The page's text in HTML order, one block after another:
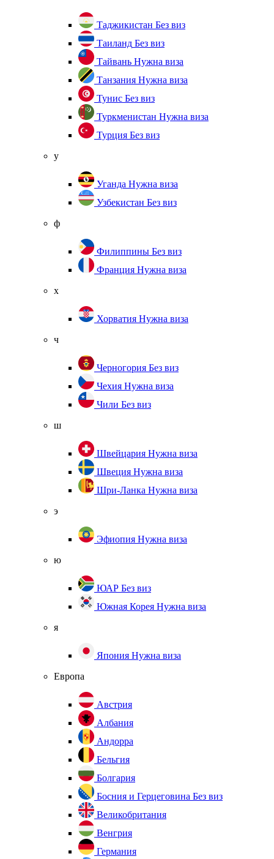
Таджикистан Без виз
Таиланд Без виз
Тайвань Нужна виза
Танзания Нужна виза
Тунис Без виз
Туркменистан Нужна виза
Турция Без виз
у
Уганда Нужна виза
Узбекистан Без виз
ф
Филиппины Без виз
Франция Нужна виза
х
Хорватия Нужна виза
ч
Черногория Без виз
Чехия Нужна виза
Чили Без виз
ш
Швейцария Нужна виза
Швеция Нужна виза
Шри-Ланка Нужна виза
э
Эфиопия Нужна виза
ю
ЮАР Без виз
Южная Корея Нужна виза
я
Япония Нужна виза
Европа
Австрия
Албания
Андорра
Бельгия
Болгария
Босния и Герцеговина Без виз
Великобритания
Венгрия
Германия